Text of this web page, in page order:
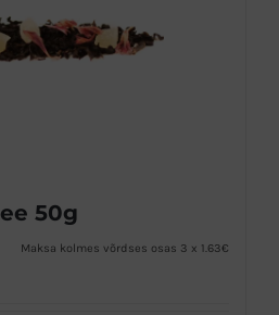
50g
Maksa kolmes võrdses osas 3 x 1.63€